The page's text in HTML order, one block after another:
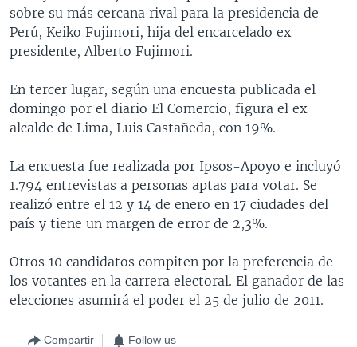
sobre su más cercana rival para la presidencia de
Perú, Keiko Fujimori, hija del encarcelado ex
presidente, Alberto Fujimori.
En tercer lugar, según una encuesta publicada el
domingo por el diario El Comercio, figura el ex
alcalde de Lima, Luis Castañeda, con 19%.
La encuesta fue realizada por Ipsos-Apoyo e incluyó
1.794 entrevistas a personas aptas para votar. Se
realizó entre el 12 y 14 de enero en 17 ciudades del
país y tiene un margen de error de 2,3%.
Otros 10 candidatos compiten por la preferencia de
los votantes en la carrera electoral. El ganador de las
elecciones asumirá el poder el 25 de julio de 2011.
Compartir Follow us